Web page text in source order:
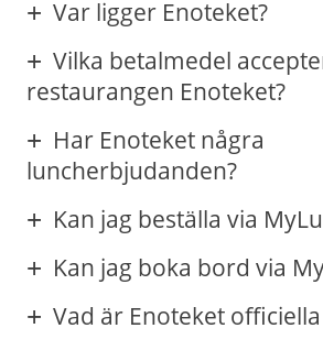
Var ligger Enoteket?
Vilka betalmedel
restaurangen Enoteket?
Har Enoteket några
luncherbjudanden?
Kan jag beställa via
Kan jag boka bord via
Vad är Enoteket